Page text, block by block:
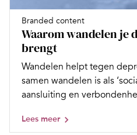
Branded content
Waarom wandelen je
brengt
Wandelen helpt tegen
samen wandelen is als
aansluiting en
Lees meer